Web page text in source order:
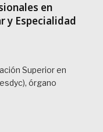
en
y Especialidad
Superior en
órgano